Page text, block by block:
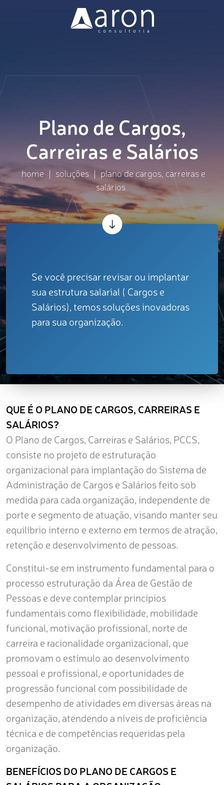
Nossa Missão
Vagas
Contato
Sobre
Plano de Cargos,
Carreiras e Salários
home | soluções | plano de cargos, carreiras e
salários
Se você precisar revisar ou implantar
sua estrutura salarial ( Cargos e
Salários), temos soluções inovadoras
para sua organização.
QUE É O PLANO DE CARGOS, CARREIRAS E
SALÁRIOS?
O Plano de Cargos, Carreiras e Salários, PCCS,
consiste no projeto de estruturação
organizacional para implantação do Sistema de
Administração de Cargos e Salários feito sob
medida para cada organização, independente de
porte e segmento de atuação, visando manter seu
equilíbrio interno e externo em termos de atração,
retenção e desenvolvimento de pessoas.
Constitui-se em instrumento fundamental para o
processo estruturação da Área de Gestão de
Pessoas e deve contemplar princípios
fundamentais como flexibilidade, mobilidade
funcional, motivação profissional, norte de
carreira e racionalidade organizacional, que
promovam o estímulo ao desenvolvimento
pessoal e profissional, e oportunidades de
progressão funcional com possibilidade de
desempenho de atividades em diversas áreas na
organização, atendendo a níveis de proficiência
técnica e de competências requeridas pela
organização.
BENEFÍCIOS DO PLANO DE CARGOS E